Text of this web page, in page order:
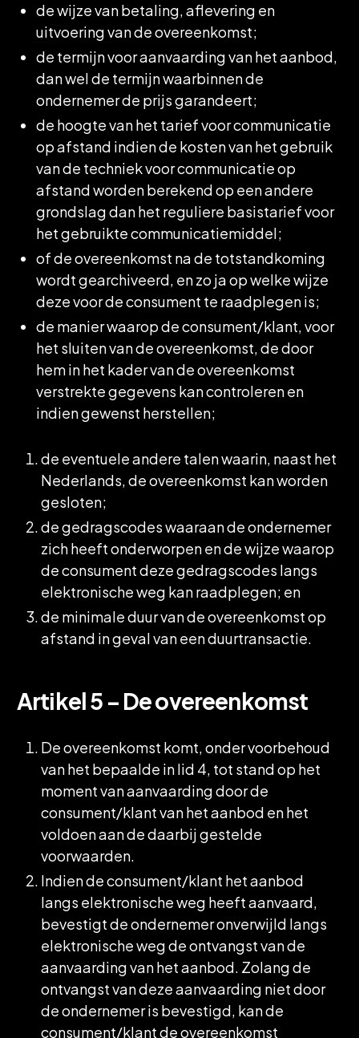
de wijze van betaling, aflevering en
uitvoering van de overeenkomst;
de termijn voor aanvaarding van het aanbod,
dan wel de termijn waarbinnen de
ondernemer de prijs garandeert;
de hoogte van het tarief voor communicatie
op afstand indien de kosten van het gebruik
van de techniek voor communicatie op
afstand worden berekend op een andere
grondslag dan het reguliere basistarief voor
het gebruikte communicatiemiddel;
of de overeenkomst na de totstandkoming
wordt gearchiveerd, en zo ja op welke wijze
deze voor de consument te raadplegen is;
de manier waarop de consument/klant, voor
het sluiten van de overeenkomst, de door
hem in het kader van de overeenkomst
verstrekte gegevens kan controleren en
indien gewenst herstellen;
de eventuele andere talen waarin, naast het
Nederlands, de overeenkomst kan worden
gesloten;
de gedragscodes waaraan de ondernemer
zich heeft onderworpen en de wijze waarop
de consument deze gedragscodes langs
elektronische weg kan raadplegen; en
de minimale duur van de overeenkomst op
afstand in geval van een duurtransactie.
Artikel 5 – De overeenkomst
De overeenkomst komt, onder voorbehoud
van het bepaalde in lid 4, tot stand op het
moment van aanvaarding door de
consument/klant van het aanbod en het
voldoen aan de daarbij gestelde
voorwaarden.
Indien de consument/klant het aanbod
langs elektronische weg heeft aanvaard,
bevestigt de ondernemer onverwijld langs
elektronische weg de ontvangst van de
aanvaarding van het aanbod. Zolang de
ontvangst van deze aanvaarding niet door
de ondernemer is bevestigd, kan de
consument/klant de overeenkomst